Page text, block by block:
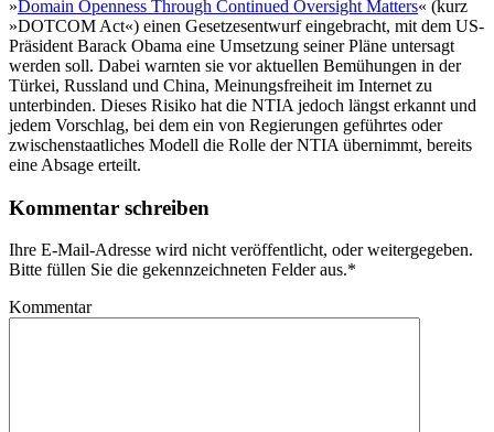
»Domain Openness Through Continued Oversight Matters« (kurz
»DOTCOM Act«) einen Gesetzesentwurf eingebracht, mit dem US-
Präsident Barack Obama eine Umsetzung seiner Pläne untersagt
werden soll. Dabei warnten sie vor aktuellen Bemühungen in der
Türkei, Russland und China, Meinungsfreiheit im Internet zu
unterbinden. Dieses Risiko hat die NTIA jedoch längst erkannt und
jedem Vorschlag, bei dem ein von Regierungen geführtes oder
zwischenstaatliches Modell die Rolle der NTIA übernimmt, bereits
eine Absage erteilt.
Kommentar schreiben
Ihre E-Mail-Adresse wird nicht veröffentlicht, oder weitergegeben.
Bitte füllen Sie die gekennzeichneten Felder aus.*
Kommentar